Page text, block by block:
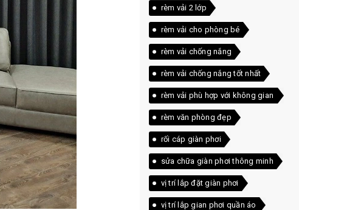
rèm vải 2 lớp
rèm vải cho phòng bé
rèm vải chống nắng
rèm vải chống nắng tốt nhất
rèm vải phù hợp với không gian
nào
rèm văn phòng đẹp
rối cáp giàn phơi
sửa chữa giàn phơi thông minh
vị trí lắp đặt giàn phơi
vị trí lắp gian phơi quần áo